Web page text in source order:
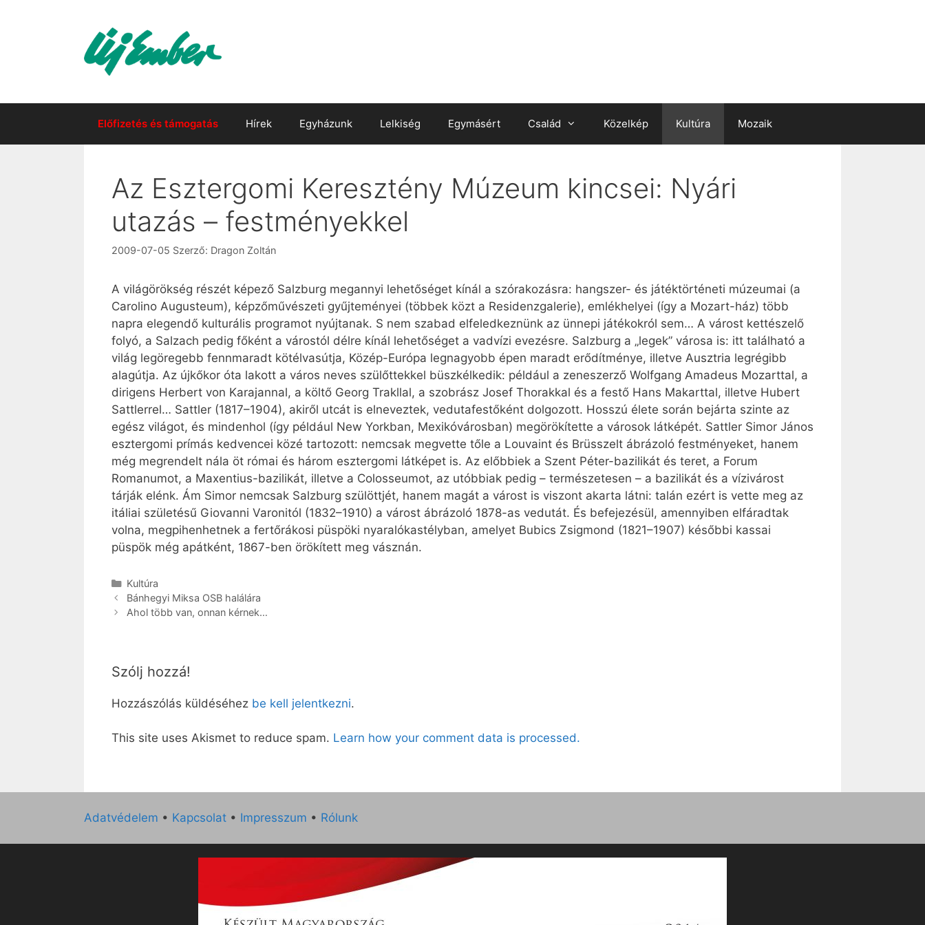
Előfizetés és támogatás Hírek Egyházunk Lelkiség Egymásért Család Közelkép Kultúra Mozaik
Az Esztergomi Keresztény Múzeum kincsei: Nyári
utazás – festményekkel
2009-07-05 Szerző: Dragon Zoltán
A világörökség részét képező Salzburg megannyi lehetőséget kínál a szórakozásra: hangszer- és játéktörténeti múzeumai (a
Carolino Augusteum), képzőművészeti gyűjteményei (többek közt a Residenzgalerie), emlékhelyei (így a Mozart-ház) több
napra elegendő kulturális programot nyújtanak. S nem szabad elfeledkeznünk az ünnepi játékokról sem… A várost kettészelő
folyó, a Salzach pedig főként a várostól délre kínál lehetőséget a vadvízi evezésre. Salzburg a „legek” városa is: itt található a
világ legöregebb fennmaradt kötélvasútja, Közép-Európa legnagyobb épen maradt erődítménye, illetve Ausztria legrégibb
alagútja. Az újkőkor óta lakott a város neves szülőttekkel büszkélkedik: például a zeneszerző Wolfgang Amadeus Mozarttal, a
dirigens Herbert von Karajannal, a költő Georg Trakllal, a szobrász Josef Thorakkal és a festő Hans Makarttal, illetve Hubert
Sattlerrel… Sattler (1817–1904), akiről utcát is elneveztek, vedutafestőként dolgozott. Hosszú élete során bejárta szinte az
egész világot, és mindenhol (így például New Yorkban, Mexikóvárosban) megörökítette a városok látképét. Sattler Simor János
esztergomi prímás kedvencei közé tartozott: nemcsak megvette tőle a Louvaint és Brüsszelt ábrázoló festményeket, hanem
még megrendelt nála öt római és három esztergomi látképet is. Az előbbiek a Szent Péter-bazilikát és teret, a Forum
Romanumot, a Maxentius-bazilikát, illetve a Colosseumot, az utóbbiak pedig – természetesen – a bazilikát és a vízivárost
tárják elénk. Ám Simor nemcsak Salzburg szülöttjét, hanem magát a várost is viszont akarta látni: talán ezért is vette meg az
itáliai születésű Giovanni Varonitól (1832–1910) a várost ábrázoló 1878-as vedutát. És befejezésül, amennyiben elfáradtak
volna, megpihenhetnek a fertőrákosi püspöki nyaralókastélyban, amelyet Bubics Zsigmond (1821–1907) későbbi kassai
püspök még apátként, 1867-ben örökített meg vásznán.
Kategória
Kultúra
Bánhegyi Miksa OSB halálára
Ahol több van, onnan kérnek…
Szólj hozzá!
Hozzászólás küldéséhez be kell jelentkezni.
This site uses Akismet to reduce spam. Learn how your comment data is processed.
Adatvédelem • Kapcsolat • Impresszum • Rólunk